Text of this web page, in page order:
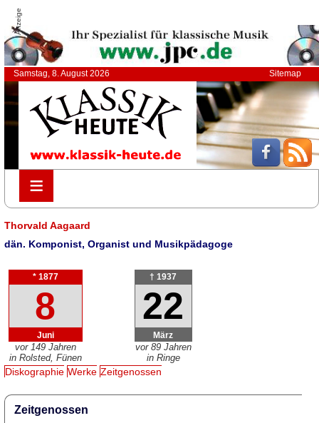
Anzeige
Samstag, 8. August 2026 Sitemap
≡
≡
Thorvald Aagaard
dän. Komponist, Organist und Musikpädagoge
* 1877
8
Juni
vor 149 Jahren
in Rolsted, Fünen
† 1937
22
März
vor 89 Jahren
in Ringe
Diskographie Werke Zeitgenossen
Zeitgenossen